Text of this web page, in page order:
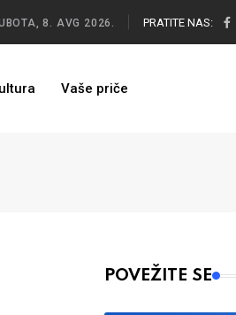
8. AVG 2026. PRATITE NAS:
Vaše priče
POVEŽITE SE